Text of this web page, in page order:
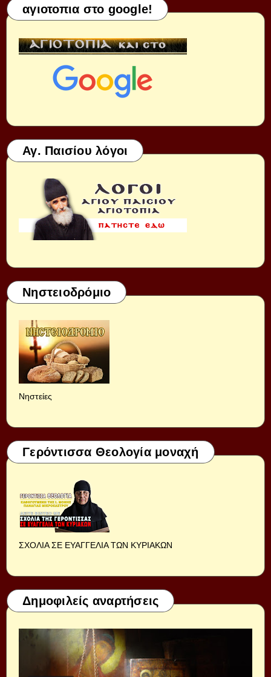
αγιοτοπια στο google!
Αγ. Παισίου λόγοι
Νηστειοδρόμιο
Νηστείες
Γερόντισσα Θεολογία μοναχή
ΣΧΟΛΙΑ ΣΕ ΕΥΑΓΓΕΛΙΑ ΤΩΝ ΚΥΡΙΑΚΩΝ
Δημοφιλείς αναρτήσεις